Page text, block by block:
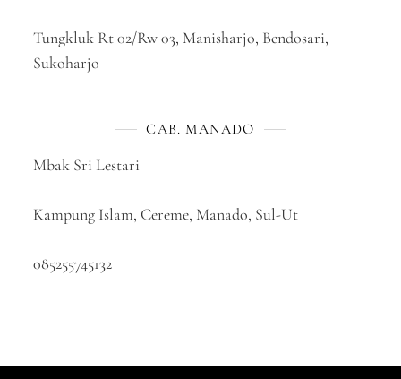
Tungkluk Rt 02/Rw 03, Manisharjo, Bendosari,
Sukoharjo
CAB. MANADO
Mbak Sri Lestari
Kampung Islam, Cereme, Manado, Sul-Ut
085255745132